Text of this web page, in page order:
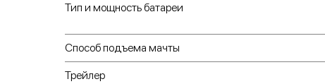
Тип и мощность батареи
Способ подъема мачты
Трейлер